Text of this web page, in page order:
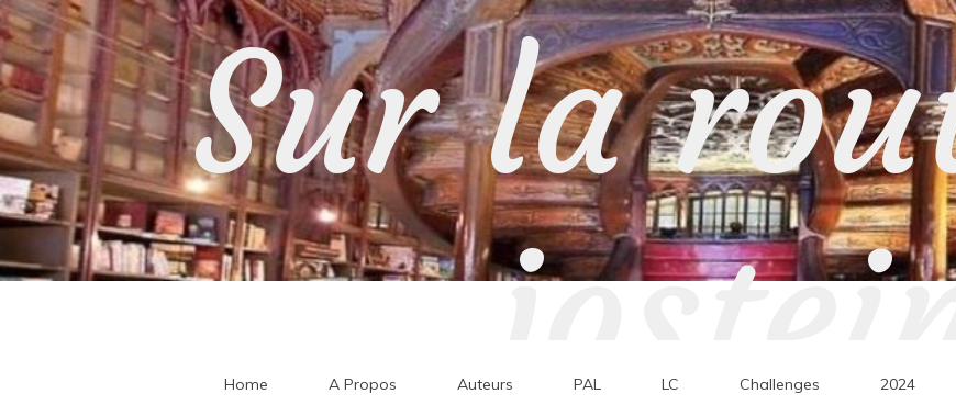
Skip
to
content
Sur la
Home A Propos Auteurs PAL LC Challenges 2024